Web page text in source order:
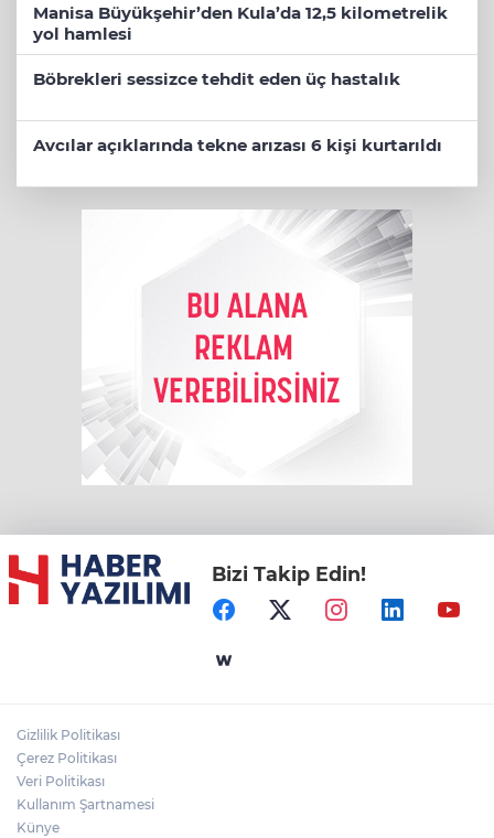
Manisa Büyükşehir’den Kula’da 12,5 kilometrelik
yol hamlesi
Böbrekleri sessizce tehdit eden üç hastalık
Avcılar açıklarında tekne arızası 6 kişi kurtarıldı
Bizi Takip Edin!
Gizlilik Politikası
Çerez Politikası
Veri Politikası
Kullanım Şartnamesi
Künye